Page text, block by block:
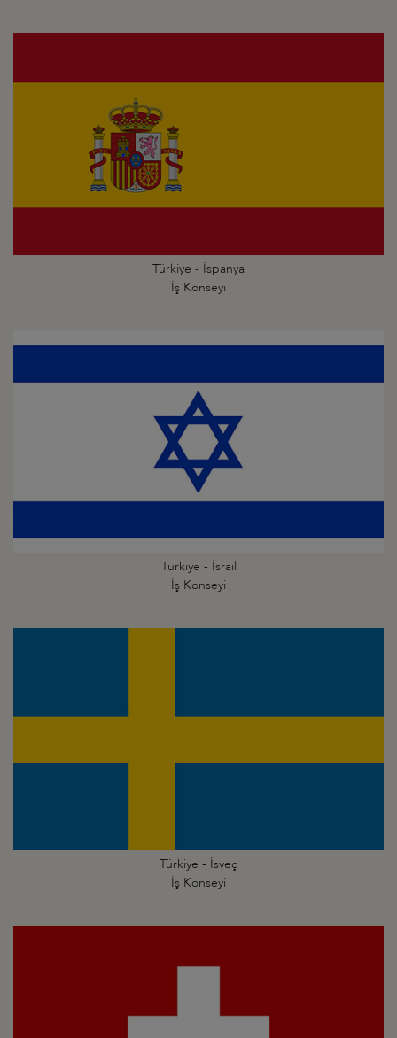
Türkiye - İspanya
İş Konseyi
Türkiye - İsrail
İş Konseyi
Türkiye - İsveç
İş Konseyi